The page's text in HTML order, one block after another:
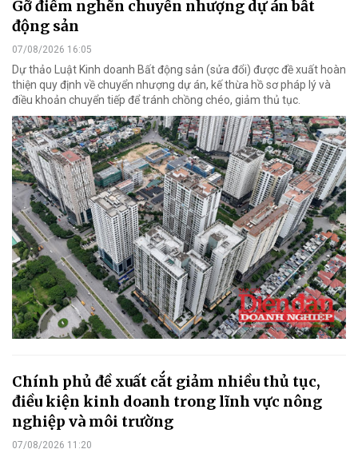
Gỡ điểm nghẽn chuyển nhượng dự án bất
động sản
07/08/2026 16:05
Dự thảo Luật Kinh doanh Bất động sản (sửa đổi) được đề xuất hoàn
thiện quy định về chuyển nhượng dự án, kế thừa hồ sơ pháp lý và
điều khoản chuyển tiếp để tránh chồng chéo, giảm thủ tục.
Chính phủ đề xuất cắt giảm nhiều thủ tục,
điều kiện kinh doanh trong lĩnh vực nông
nghiệp và môi trường
07/08/2026 11:20